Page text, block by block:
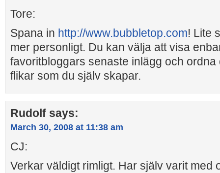
Tore:
Spana in http://www.bubbletop.com! Lite
mer personligt. Du kan välja att visa
favoritbloggars senaste inlägg och ordna
flikar som du själv skapar.
Rudolf says:
March 30, 2008 at 11:38 am
CJ:
Verkar väldigt rimligt. Har själv varit med